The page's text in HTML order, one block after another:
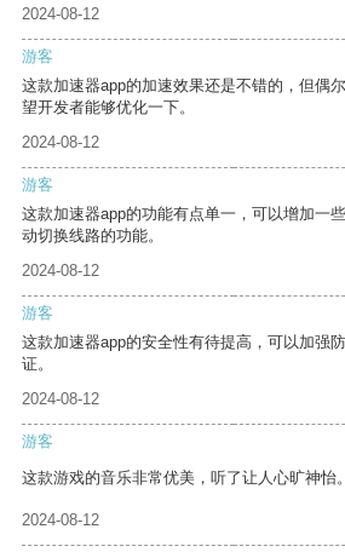
2024-08-12
游客
这款加速器app的加速效果还是不错的，但偶
望开发者能够优化一下。
2024-08-12
游客
这款加速器app的功能有点单一，可以增加一
动切换线路的功能。
2024-08-12
游客
这款加速器app的安全性有待提高，可以加强
证。
2024-08-12
游客
这款游戏的音乐非常优美，听了让人心旷神怡。
2024-08-12